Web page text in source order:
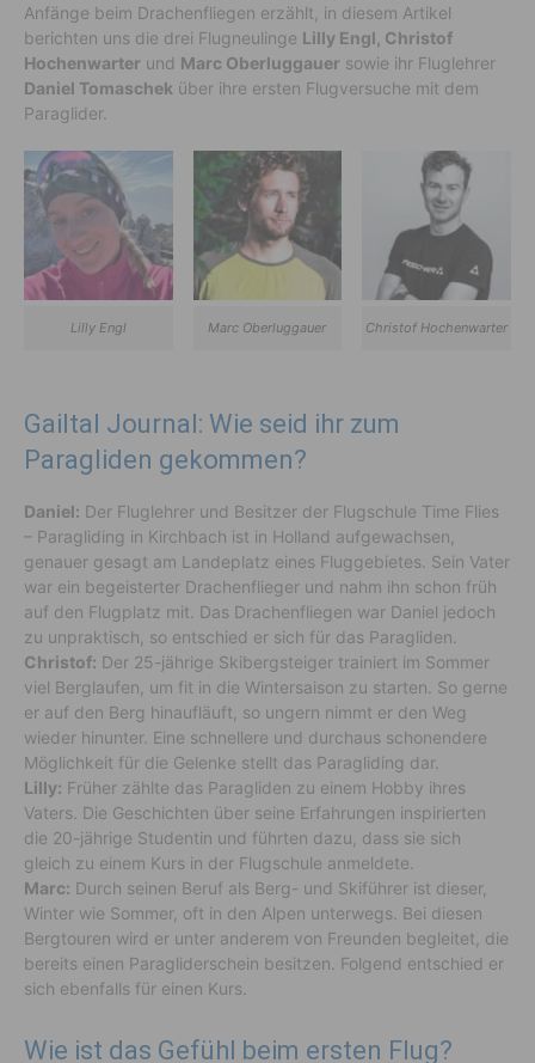
Anfänge beim Drachenfliegen erzählt, in diesem Artikel
berichten uns die drei Flugneulinge Lilly Engl, Christof
Hochenwarter und Marc Oberluggauer sowie ihr Fluglehrer
Daniel Tomaschek über ihre ersten Flugversuche mit dem
Paraglider.
Lilly Engl Marc Oberluggauer Christof Hochenwarter
Gailtal Journal: Wie seid ihr zum
Paragliden gekommen?
Daniel: Der Fluglehrer und Besitzer der Flugschule Time Flies
– Paragliding in Kirchbach ist in Holland aufgewachsen,
genauer gesagt am Landeplatz eines Fluggebietes. Sein Vater
war ein begeisterter Drachenflieger und nahm ihn schon früh
auf den Flugplatz mit. Das Drachenfliegen war Daniel jedoch
zu unpraktisch, so entschied er sich für das Paragliden.
Christof: Der 25-jährige Skibergsteiger trainiert im Sommer
viel Berglaufen, um fit in die Wintersaison zu starten. So gerne
er auf den Berg hinaufläuft, so ungern nimmt er den Weg
wieder hinunter. Eine schnellere und durchaus schonendere
Möglichkeit für die Gelenke stellt das Paragliding dar.
Lilly: Früher zählte das Paragliden zu einem Hobby ihres
Vaters. Die Geschichten über seine Erfahrungen inspirierten
die 20-jährige Studentin und führten dazu, dass sie sich
gleich zu einem Kurs in der Flugschule anmeldete.
Marc: Durch seinen Beruf als Berg- und Skiführer ist dieser,
Winter wie Sommer, oft in den Alpen unterwegs. Bei diesen
Bergtouren wird er unter anderem von Freunden begleitet, die
bereits einen Paragliderschein besitzen. Folgend entschied er
sich ebenfalls für einen Kurs.
Wie ist das Gefühl beim ersten Flug?